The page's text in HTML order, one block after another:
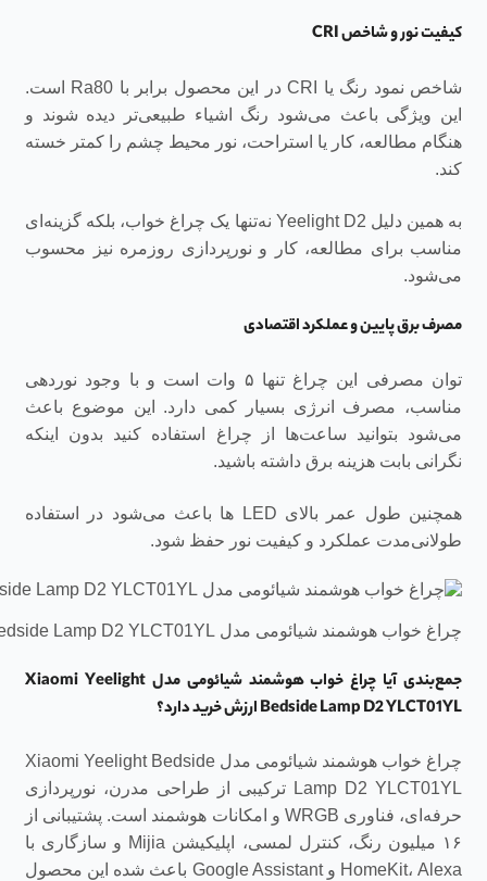
کیفیت نور و شاخص CRI
شاخص نمود رنگ یا CRI در این محصول برابر با Ra80 است.
این ویژگی باعث می‌شود رنگ اشیاء طبیعی‌تر دیده شوند و
هنگام مطالعه، کار یا استراحت، نور محیط چشم را کمتر خسته
کند.
به همین دلیل Yeelight D2 نه‌تنها یک چراغ خواب، بلکه گزینه‌ای
مناسب برای مطالعه، کار و نورپردازی روزمره نیز محسوب
می‌شود.
مصرف برق پایین و عملکرد اقتصادی
توان مصرفی این چراغ تنها ۵ وات است و با وجود نوردهی
مناسب، مصرف انرژی بسیار کمی دارد. این موضوع باعث
می‌شود بتوانید ساعت‌ها از چراغ استفاده کنید بدون اینکه
نگرانی بابت هزینه برق داشته باشید.
همچنین طول عمر بالای LED ها باعث می‌شود در استفاده
طولانی‌مدت عملکرد و کیفیت نور حفظ شود.
چراغ خواب هوشمند شیائومی مدل Xiaomi Yeelight Bedside Lamp D2 YLCT01YL
جمع‌بندی آیا چراغ خواب هوشمند شیائومی مدل Xiaomi Yeelight
Bedside Lamp D2 YLCT01YL ارزش خرید دارد؟
چراغ خواب هوشمند شیائومی مدل Xiaomi Yeelight Bedside
Lamp D2 YLCT01YL ترکیبی از طراحی مدرن، نورپردازی
حرفه‌ای، فناوری WRGB و امکانات هوشمند است. پشتیبانی از
۱۶ میلیون رنگ، کنترل لمسی، اپلیکیشن Mijia و سازگاری با
HomeKit، Alexa و Google Assistant باعث شده این محصول